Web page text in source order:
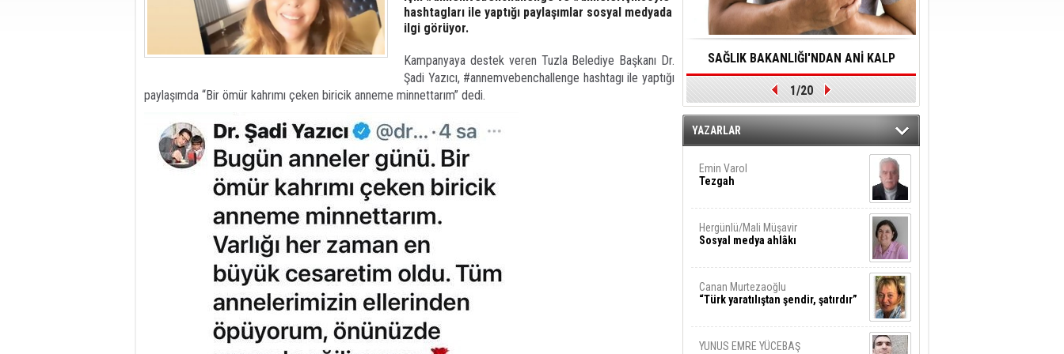
hashtagları ile yaptığı paylaşımlar sosyal medyada
ilgi görüyor.
Kampanyaya destek veren Tuzla Belediye Başkanı Dr.
Şadi Yazıcı, #annemvebenchallenge hashtagı ile yaptığı
paylaşımda “Bir ömür kahrımı çeken biricik anneme minnettarım” dedi.
SAĞLIK BAKANLIĞI'NDAN ANİ KALP
DURMALARINA HIZLI MÜDAHALE
EDİLMESİNE YÖNELİK ÖNLENMESİ İÇİN
1/20
YAZARLAR
Emin Varol
Tezgah
Hergünlü/Mali Müşavir
Sosyal medya ahlâkı
Canan Murtezaoğlu
“Türk yaratılıştan şendir, şatırdır”
YUNUS EMRE YÜCEBAŞ